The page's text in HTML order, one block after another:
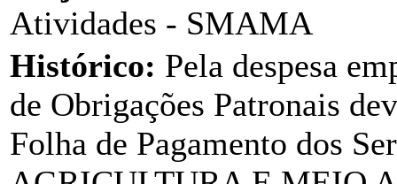
Atividades - SMAMA
Histórico: Pela despesa
de Obrigações Patronais
Folha de Pagamento dos